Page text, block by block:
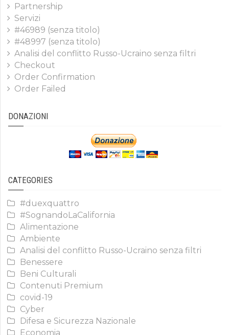
Partnership
Servizi
#46989 (senza titolo)
#48997 (senza titolo)
Analisi del conflitto Russo-Ucraino senza filtri
Checkout
Order Confirmation
Order Failed
DONAZIONI
CATEGORIES
#duexquattro
#SognandoLaCalifornia
Alimentazione
Ambiente
Analisi del conflitto Russo-Ucraino senza filtri
Benessere
Beni Culturali
Contenuti Premium
covid-19
Cyber
Difesa e Sicurezza Nazionale
Economia